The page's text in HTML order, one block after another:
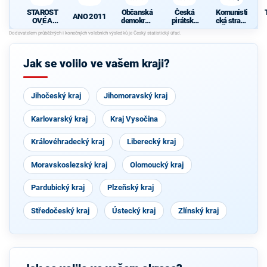
STAROST
OVÉ A
NEZÁVISL
Í
ANO 2011
Občanská
demokrati
cká strana
Česká
pirátská
strana
Komunisti
cká strana
Čech a
Jak se volilo ve vašem kraji?
Jihočeský kraj Jihomoravský kraj
Karlovarský kraj Kraj Vysočina
Královéhradecký kraj Liberecký kraj
Moravskoslezský kraj Olomoucký kraj
Pardubický kraj Plzeňský kraj
Středočeský kraj Ústecký kraj Zlínský kraj